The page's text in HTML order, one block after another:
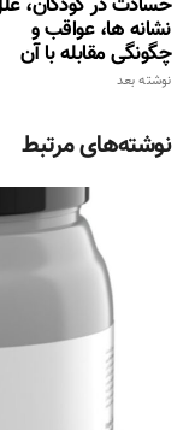
نشانه ها، عواقب و
چگونگی مقابله با آن
نوشته بعد
نوشته‌های مرتبط